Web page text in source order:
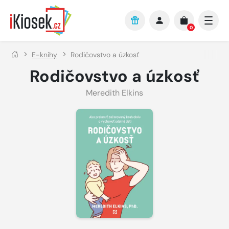
Přejít na hlavní obsah
0
E-knihy Rodičovstvo a úzkosť
Rodičovstvo a úzkosť
Meredith Elkins